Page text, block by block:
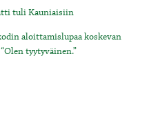
tuli Kauniaisiin
aloittamislupaa koskevan
tyytyväinen.”